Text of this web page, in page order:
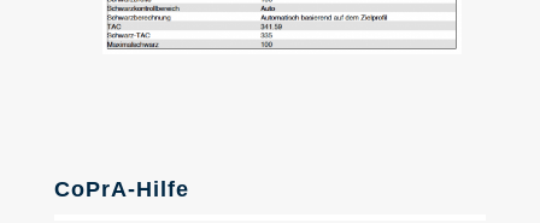
CoPrA-Hilfe